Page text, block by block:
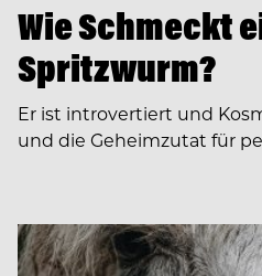
Wie Schmeckt
Spritzwurm?
Er ist introvertiert und
und die Geheimzutat für